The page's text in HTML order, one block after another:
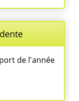
de l'année